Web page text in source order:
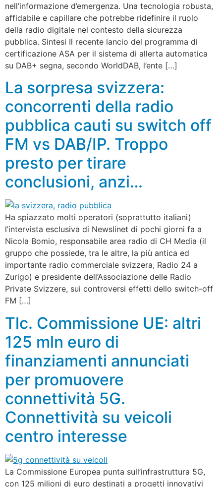
nell’informazione d’emergenza. Una tecnologia robusta,
affidabile e capillare che potrebbe ridefinire il ruolo
della radio digitale nel contesto della sicurezza
pubblica. Sintesi Il recente lancio del programma di
certificazione ASA per il sistema di allerta automatica
su DAB+ segna, secondo WorldDAB, l’ente […]
La sorpresa svizzera:
concorrenti della radio
pubblica cauti su switch off
FM vs DAB/IP. Troppo
presto per tirare
conclusioni, anzi…
Ha spiazzato molti operatori (soprattutto italiani)
l’intervista esclusiva di Newslinet di pochi giorni fa a
Nicola Bomio, responsabile area radio di CH Media (il
gruppo che possiede, tra le altre, la più antica ed
importante radio commerciale svizzera, Radio 24 a
Zurigo) e presidente dell’Associazione delle Radio
Private Svizzere, sui controversi effetti dello switch-off
FM […]
Tlc. Commissione UE: altri
125 mln euro di
finanziamenti annunciati
per promuovere
connettività 5G.
Connettività su veicoli
centro interesse
La Commissione Europea punta sull’infrastruttura 5G,
con 125 milioni di euro destinati a progetti innovativi